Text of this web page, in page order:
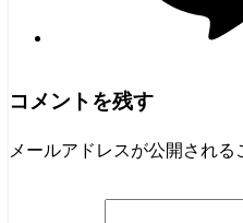
コメントを残す
メールアドレスが公開される